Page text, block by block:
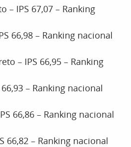
– IPS 67,07 – Ranking
66,98 – Ranking nacional
– IPS 66,95 – Ranking
– Ranking nacional
66,86 – Ranking nacional
66,82 – Ranking nacional